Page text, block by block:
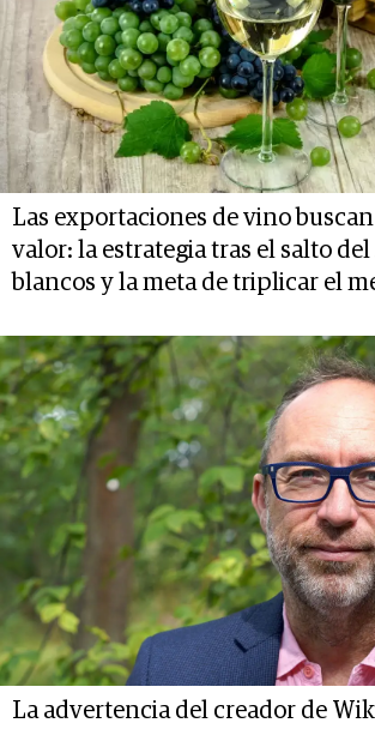
Las exportaciones de vino
valor: la estrategia tras el salto del
blancos y la meta de triplicar el
La advertencia del creador de